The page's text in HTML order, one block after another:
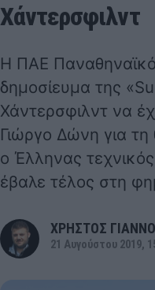
Χάντερσφιλντ
Η ΠΑΕ
δημοσίευμα της
Χάντερσφιλντ να
Γιώργο Δώνη για
ο Έλληνας
έβαλε τέλος στη
ΧΡΗΣΤΟΣ
21 Αυγούστου 2019,